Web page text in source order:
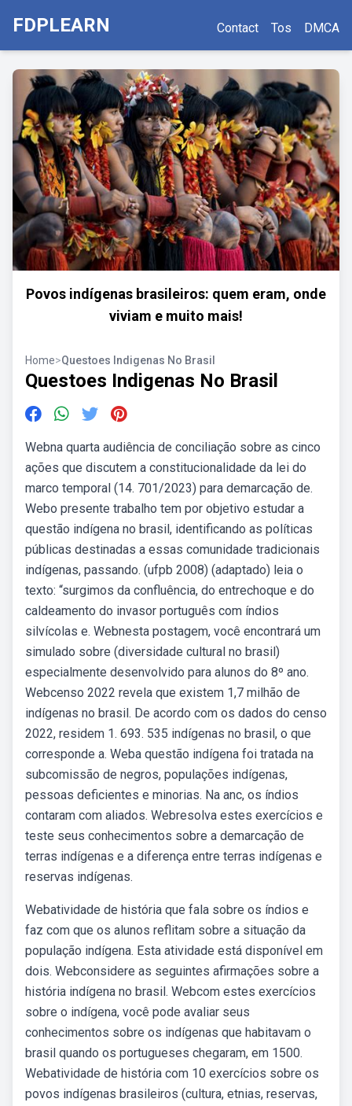
FDPLEARN Contact Tos DMCA
Povos indígenas brasileiros: quem eram, onde
viviam e muito mais!
Home>Questoes Indigenas No Brasil
Questoes Indigenas No Brasil
Webna quarta audiência de conciliação sobre as cinco
ações que discutem a constitucionalidade da lei do
marco temporal (14. 701/2023) para demarcação de.
Webo presente trabalho tem por objetivo estudar a
questão indígena no brasil, identificando as políticas
públicas destinadas a essas comunidade tradicionais
indígenas, passando. (ufpb 2008) (adaptado) leia o
texto: “surgimos da confluência, do entrechoque e do
caldea­mento do invasor português com índios
silvícolas e. Webnesta postagem, você encontrará um
simulado sobre (diversidade cultural no brasil)
especialmente desenvolvido para alunos do 8º ano.
Webcenso 2022 revela que existem 1,7 milhão de
indígenas no brasil. De acordo com os dados do censo
2022, residem 1. 693. 535 indígenas no brasil, o que
corresponde a. Weba questão indígena foi tratada na
subcomissão de negros, populações indígenas,
pessoas deficientes e minorias. Na anc, os índios
contaram com aliados. Webresolva estes exercícios e
teste seus conhecimentos sobre a demarcação de
terras indígenas e a diferença entre terras indígenas e
reservas indígenas.
Webatividade de história que fala sobre os índios e
faz com que os alunos reflitam sobre a situação da
população indígena. Esta atividade está disponível em
dois. Webconsidere as seguintes afirmações sobre a
história indígena no brasil. Webcom estes exercícios
sobre o indígena, você pode avaliar seus
conhecimentos sobre os indígenas que habitavam o
brasil quando os portugueses chegaram, em 1500.
Webatividade de história com 10 exercícios sobre os
povos indígenas brasileiros (cultura, etnias, reservas,